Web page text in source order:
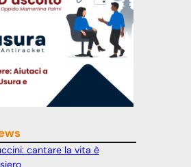
cantare la vita è